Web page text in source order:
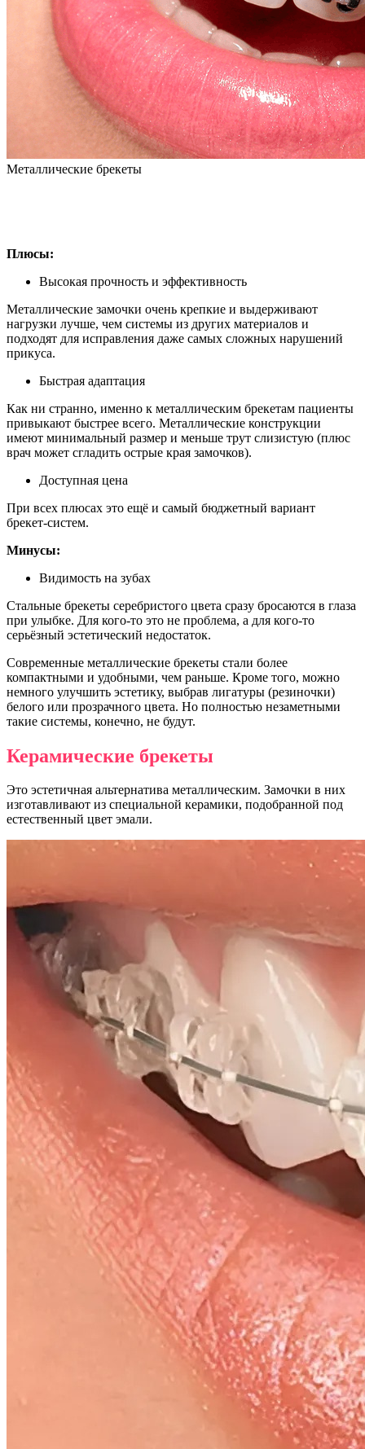
Металлические брекеты
Плюсы:
Высокая прочность и эффективность
Металлические замочки очень крепкие и выдерживают
нагрузки лучше, чем системы из других материалов и
подходят для исправления даже самых сложных нарушений
прикуса.
Быстрая адаптация
Как ни странно, именно к металлическим брекетам пациенты
привыкают быстрее всего. Металлические конструкции
имеют минимальный размер и меньше трут слизистую (плюс
врач может сгладить острые края замочков).
Доступная цена
При всех плюсах это ещё и самый бюджетный вариант
брекет-систем.
Минусы:
Видимость на зубах
Стальные брекеты серебристого цвета сразу бросаются в глаза
при улыбке. Для кого-то это не проблема, а для кого-то
серьёзный эстетический недостаток.
Современные металлические брекеты стали более
компактными и удобными, чем раньше. Кроме того, можно
немного улучшить эстетику, выбрав лигатуры (резиночки)
белого или прозрачного цвета. Но полностью незаметными
такие системы, конечно, не будут.
Керамические брекеты
Это эстетичная альтернатива металлическим. Замочки в них
изготавливают из специальной керамики, подобранной под
естественный цвет эмали.